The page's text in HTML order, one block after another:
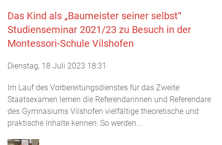
Das Kind als „Baumeister seiner selbst“
Studienseminar 2021/23 zu Besuch in der
Montessori-Schule Vilshofen
Dienstag, 18 Juli 2023 18:31
Im Lauf des Vorbereitungsdienstes für das Zweite
Staatsexamen lernen die Referendarinnen und Referendare
des Gymnasiums Vilshofen vielfältige theoretische und
praktische Inhalte kennen: So werden...